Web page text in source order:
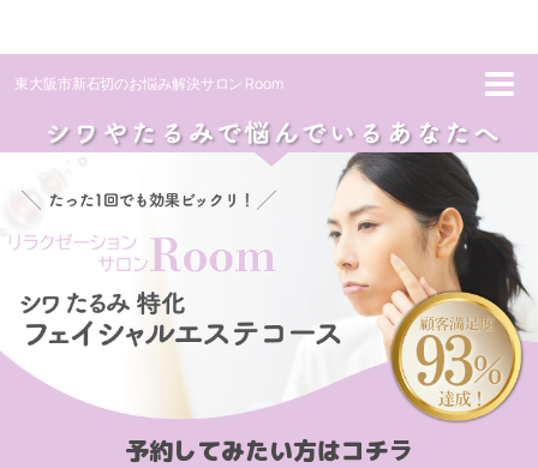
東大阪市新石切のお悩み解決サロン Room
予約してみたい方はコチラ